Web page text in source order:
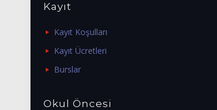
Kayıt
Kayıt Koşulları
Kayıt Ücretleri
Burslar
Okul Öncesi